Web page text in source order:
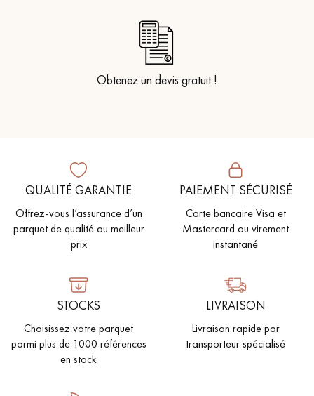
Obtenez un devis gratuit !
QUALITÉ GARANTIE
Offrez-vous l’assurance d’un
parquet de qualité au meilleur
prix
PAIEMENT SÉCURISÉ
Carte bancaire Visa et
Mastercard ou virement
instantané
STOCKS
Choisissez votre parquet
parmi plus de 1000 références
en stock
LIVRAISON
Livraison rapide par
transporteur spécialisé